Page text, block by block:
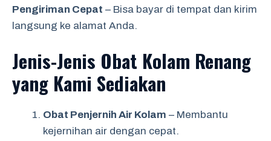
Pengiriman Cepat – Bisa bayar di tempat dan kirim
langsung ke alamat Anda.
Jenis-Jenis Obat Kolam Renang
yang Kami Sediakan
Obat Penjernih Air Kolam – Membantu
kejernihan air dengan cepat.